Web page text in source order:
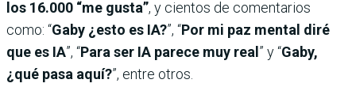
los 16.000 “me gusta”, y cientos de comentarios
como: “Gaby ¿esto es IA?”, “Por mi paz mental diré
que es IA”, “Para ser IA parece muy real ” y “Gaby,
¿qué pasa aquí?”, entre otros.